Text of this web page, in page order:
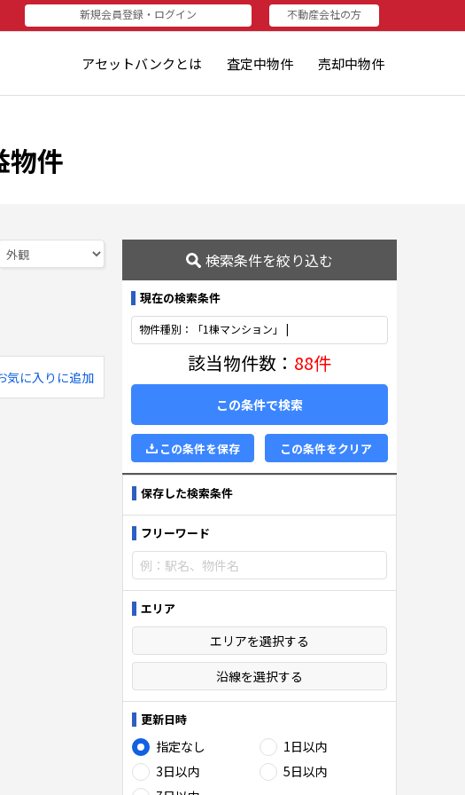
新規会員登録・ログイン
不動産会社の方
アセットバンクとは 査定中物件 売却中物件
物件
検索条件を絞り込む
現在の検索条件
物件種別：「1棟マンション」 |
該当物件数： 88件
この条件で検索
この条件を保存 この条件をクリア
保存した検索条件
フリーワード
エリア
エリアを選択する
沿線を選択する
更新日時
指定なし
1日以内
3日以内
5日以内
気に入りに追加